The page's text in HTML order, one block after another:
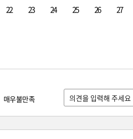
22 23 24 25 26 27
매우불만족